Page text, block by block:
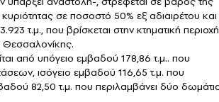
σε ποσοστό 50% εξ αδιαιρέτου και
τ.μ., που βρίσκεται στην κτηματική περιοχή
Θεσσαλονίκης.
από υπόγειο εμβαδού 178,86 τ.μ.. που
ισόγειο εμβαδού 116,65 τ.μ. που
82,50 τ.μ. που περιλαμβάνει δύο